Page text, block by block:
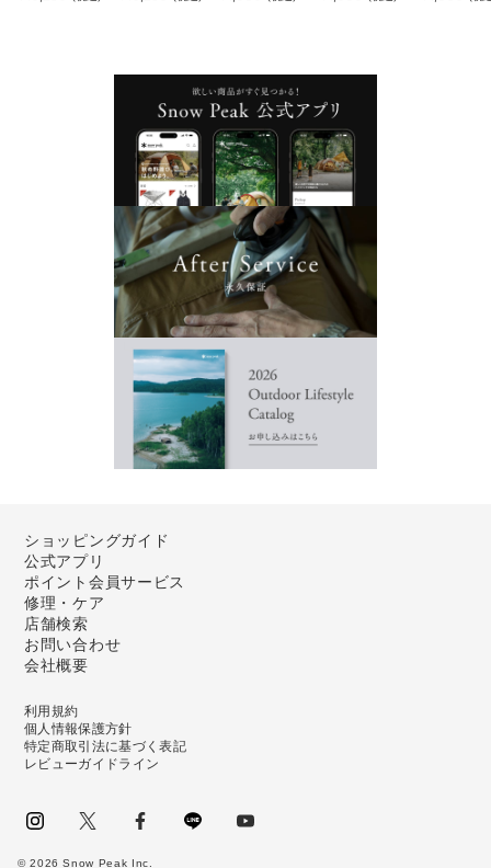
ショッピングガイド
公式アプリ
ポイント会員サービス
修理・ケア
店舗検索
お問い合わせ
会社概要
利用規約
個人情報保護方針
特定商取引法に基づく表記
レビューガイドライン
©2026 Snow Peak Inc.